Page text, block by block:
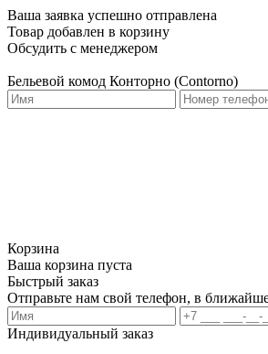
Ваша заявка успешно отправлена
Товар добавлен в корзину
Обсудить с менеджером
Бельевой комод Конторно (Contorno)
Корзина
Ваша корзина пуста
Быстрый заказ
Отправьте нам свой телефон, в
Индивидуальный заказ